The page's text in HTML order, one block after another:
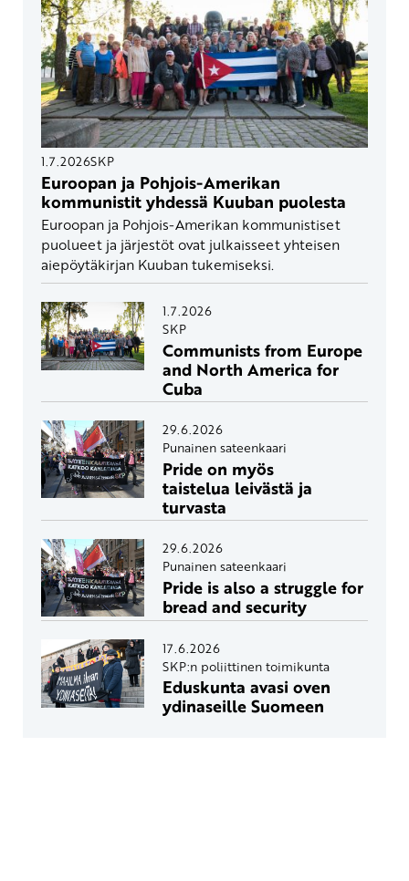
1.7.2026SKP
Euroopan ja Pohjois-Amerikan
kommunistit yhdessä Kuuban puolesta
Euroopan ja Pohjois-Amerikan kommunistiset
puolueet ja järjestöt ovat julkaisseet yhteisen
aiepöytäkirjan Kuuban tukemiseksi.
1.7.2026
SKP
Communists from Europe
and North America for
Cuba
29.6.2026
Punainen sateenkaari
Pride on myös
taistelua leivästä ja
turvasta
29.6.2026
Punainen sateenkaari
Pride is also a struggle for
bread and security
17.6.2026
SKP:n poliittinen toimikunta
Eduskunta avasi oven
ydinaseille Suomeen